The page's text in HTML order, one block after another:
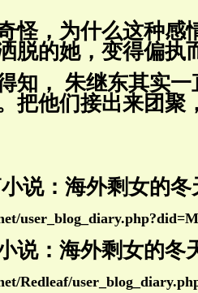
怪，为什么这种感
脱的她，变得偏执
知， 朱继东其实
把他们接出来团聚
说：海外剩女的冬
说：海外剩女的冬
Redleaf/